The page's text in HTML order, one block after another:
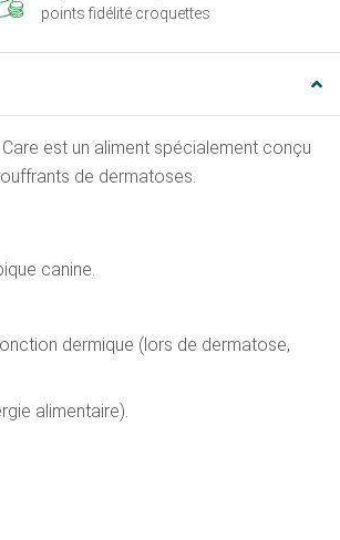
points fidélité croquettes
Care est un aliment spécialement conçu
de dermatoses.
canine.
dermique (lors de dermatose,
alimentaire).